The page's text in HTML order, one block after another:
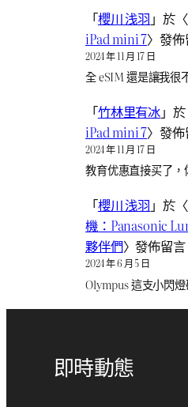
「櫻川 浅羽 」於〈
iPad mini 7〉發
2024 年 11 月 17 日
全 eSIM 還是讓我
「竹林里有冰」
iPad mini 7〉發
2024 年 11 月 17 日
教育优惠直接买了，
「櫻川 浅羽 」於〈
機：Panasonic
夥伴們〉發佈留言
2024 年 6 月 5 日
Olympus 這支小閃
即時動態